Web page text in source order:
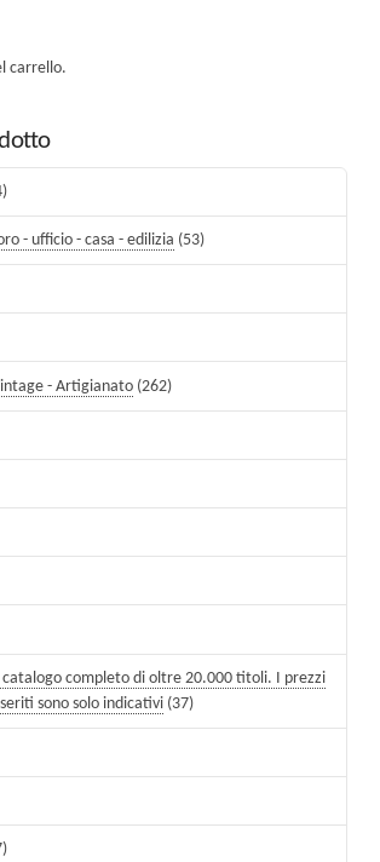
carrello.
- ufficio - casa - edilizia (53)
- Artigianato (262)
catalogo completo di oltre 20.000 titoli. I prezzi
sono solo indicativi (37)